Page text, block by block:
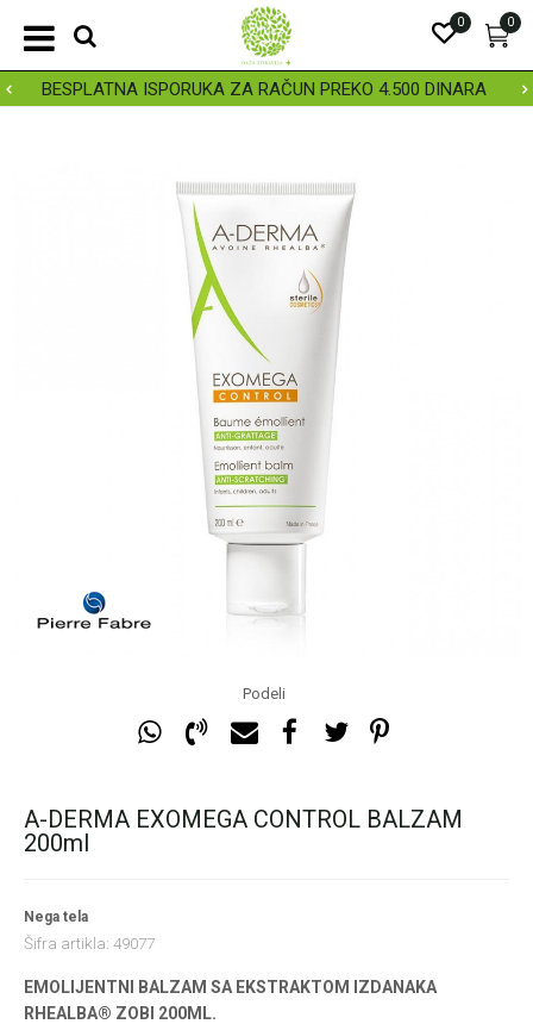
BESPLATNA ISPORUKA ZA RAČUN PREKO 4.500 DINARA
0
0
Podeli
A-DERMA EXOMEGA CONTROL BALZAM
200ml
Nega tela
Šifra artikla: 49077
EMOLIJENTNI BALZAM SA EKSTRAKTOM IZDANAKA
RHEALBA® ZOBI 200ML.